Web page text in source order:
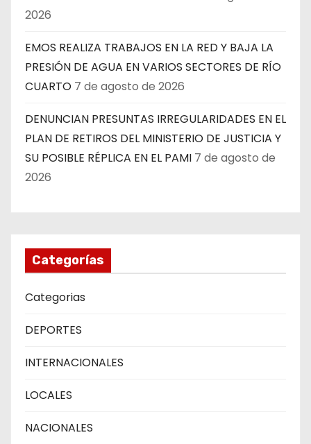
2026
EMOS REALIZA TRABAJOS EN LA RED Y BAJA LA
PRESIÓN DE AGUA EN VARIOS SECTORES DE RÍO
CUARTO 7 de agosto de 2026
DENUNCIAN PRESUNTAS IRREGULARIDADES EN EL
PLAN DE RETIROS DEL MINISTERIO DE JUSTICIA Y
SU POSIBLE RÉPLICA EN EL PAMI 7 de agosto de
2026
Categorías
Categorias
DEPORTES
INTERNACIONALES
LOCALES
NACIONALES